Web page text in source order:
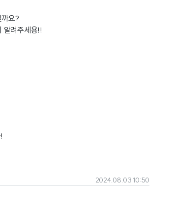
요?
알려주세용!!
2024.08.03 10:50